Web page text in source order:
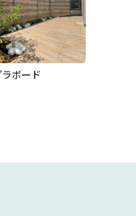
ボード